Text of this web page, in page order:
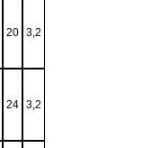
20 3,2
24 3,2